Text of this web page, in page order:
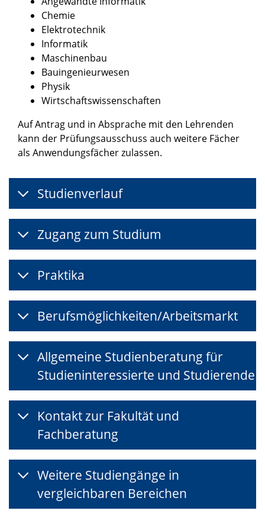
Chemie
Elektrotechnik
Informatik
Maschinenbau
Bauingenieurwesen
Physik
Wirtschaftswissenschaften
Auf Antrag und in Absprache mit den Lehrenden
kann der Prüfungsausschuss auch weitere Fächer
als Anwendungsfächer zulassen.
Studienverlauf
Zugang zum Studium
Praktika
Berufsmöglichkeiten/Arbeitsmarkt
Allgemeine Studienberatung für
Studieninteressierte und Studierende
Kontakt zur Fakultät und
Fachberatung
Weitere Studiengänge in
vergleichbaren Bereichen